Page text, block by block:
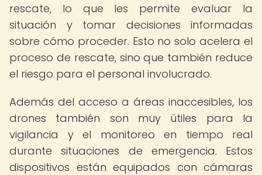
rescate, lo que les permite evaluar la
situación y tomar decisiones informadas
sobre cómo proceder. Esto no solo acelera el
proceso de rescate, sino que también reduce
el riesgo para el personal involucrado.
Además del acceso a áreas inaccesibles, los
drones también son muy útiles para la
vigilancia y el monitoreo en tiempo real
durante situaciones de emergencia. Estos
dispositivos están equipados con cámaras